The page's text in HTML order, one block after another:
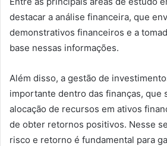
destacar a análise financeira, que
demonstrativos financeiros e a
base nessas informações.
Além disso, a gestão de
importante dentro das finanças, que
alocação de recursos em ativos
de obter retornos positivos. Nesse
risco e retorno é fundamental para